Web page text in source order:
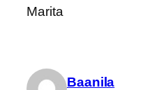
Marita
Baanila